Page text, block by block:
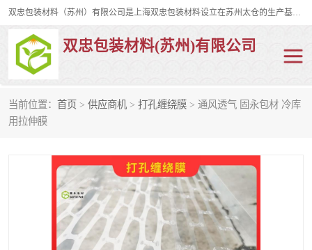
双忠包装材料（苏州）有限公司是上海双忠包装材料设立在苏州太仓的生产基地，占地约2万平米，产品主要有打孔缠绕膜，拉伸蜂窝纸，集装箱充气袋，滑托板，打包带，裹包网兜，防滑纸等箱体和托盘的运输和保护性包材。固永包材®，GooYon Pack®，是我们保护性包装材料的专属品牌。
双忠包装材料(苏州)有限公司
当前位置： 首页 > 供应商机 > 打孔缠绕膜 > 通风透气 固永包材 冷库
用拉伸膜
打孔缠绕膜
裹包网兜 纤维打包带
充气袋
缠绕膜